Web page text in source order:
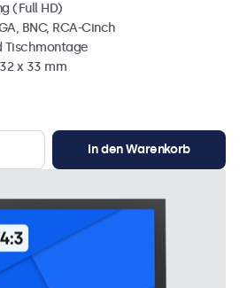
(Full HD)
BNC, RCA-Cinch
Tischmontage
x 33 mm
In den Warenkorb